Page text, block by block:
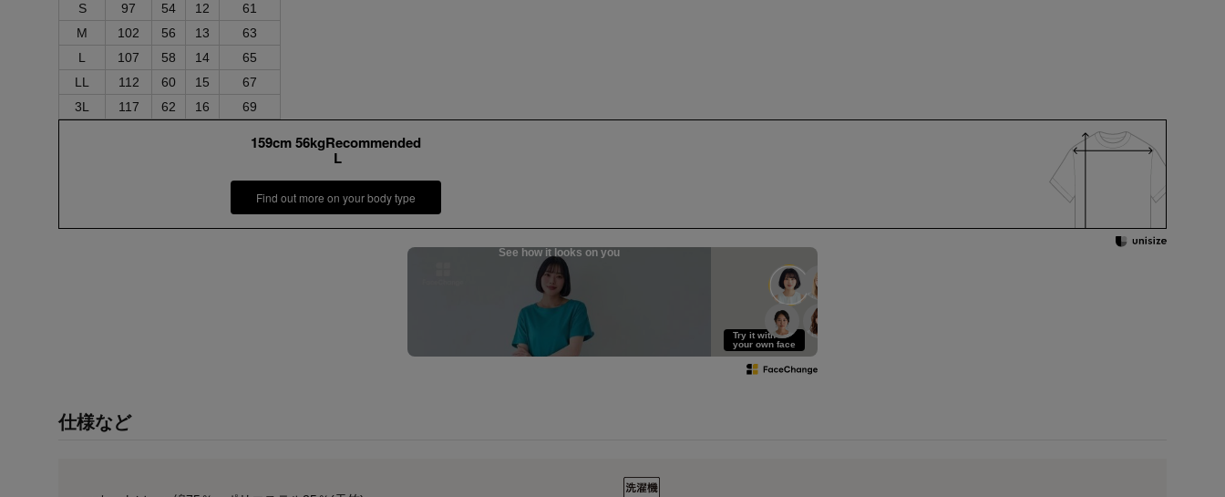
S
97 54 12
61
M
102 56 13
63
L
107 58 14
65
LL
112 60 15
67
3L
117 62 16 69
159cm 56kgRecommended
L
Find out more on your body type
See how it looks on you
Try it with
your own face
仕様など